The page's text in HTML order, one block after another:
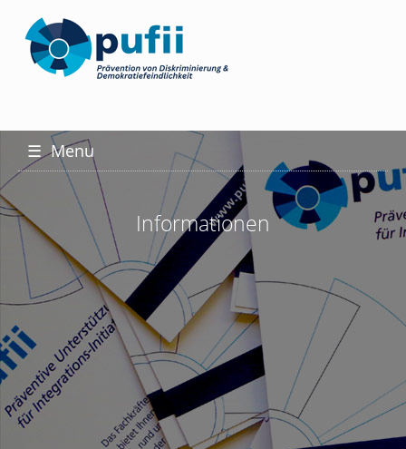
☰ Menu
Informationen